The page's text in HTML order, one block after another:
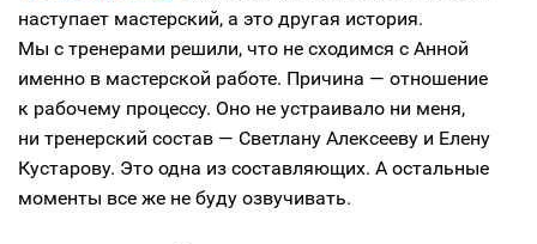
наступает мастерский, а это другая история.
Мы с тренерами решили, что не сходимся с Анной
именно в мастерской работе. Причина — отношение
к рабочему процессу. Оно не устраивало ни меня,
ни тренерский состав — Светлану Алексееву и Елену
Кустарову. Это одна из составляющих. А остальные
моменты все же не буду озвучивать.